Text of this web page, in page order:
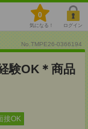
0
気になる！ ログイン
No.TMPE26-0366194
験OK＊商品
接OK